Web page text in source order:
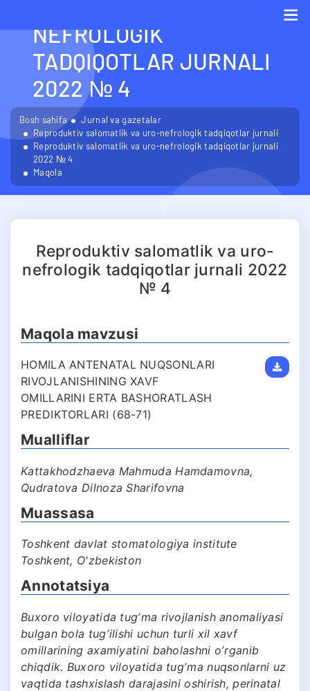
NEFROLOGIK
TADQIQOTLAR JURNALI
2022 № 4
Bosh sahifa
Jurnal va gazetalar
Reproduktiv salomatlik va uro-nefrologik tadqiqotlar jurnali
Reproduktiv salomatlik va uro-nefrologik tadqiqotlar jurnali
2022 № 4
Maqola
Reproduktiv salomatlik va uro-
nefrologik tadqiqotlar jurnali 2022
№ 4
Maqola mavzusi
HOMILA ANTENATAL NUQSONLARI
RIVOJLANISHINING XAVF
OMILLARINI ERTA BASHORATLASH
PREDIKTORLARI (68-71)
Mualliflar
Kattakhodzhaeva Mahmuda Hamdamovna,
Qudratova Dilnoza Sharifovna
Muassasa
Toshkent davlat stomatologiya institute
Toshkent, O'zbekiston
Annotatsiya
Buxoro viloyatida tugʼma rivojlanish anomaliyasi
bulgan bola tugʼilishi uchun turli xil xavf
omillarining axamiyatini baholashni oʼrganib
chiqdik. Buxoro viloyatida tugʼma nuqsonlarni uz
vaqtida tashxislash darajasini oshirish, perinatal